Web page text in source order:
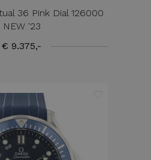
36 Pink Dial 126000
NEW '23
€ 9.375,-